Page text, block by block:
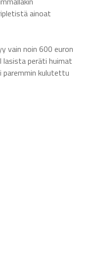
ainoat
vain noin 600 euron
lasista peräti huimat
paremmin kulutettu